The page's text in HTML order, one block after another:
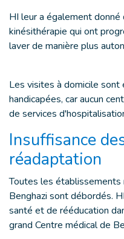
HI leur a également
kinésithérapie qui ont
laver de manière plus
Les visites à domicile
handicapées, car aucun
de services
Insuffisance
réadaptation
Toutes les établissements
Benghazi sont débordés.
santé et de rééducation
grand Centre médical de